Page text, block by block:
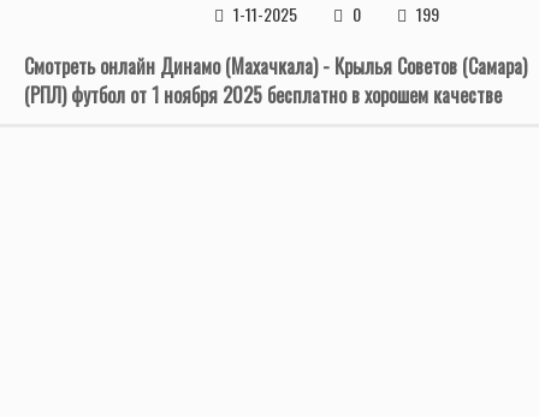
1-11-2025
0 199
Смотреть онлайн Динамо (Махачкала) - Крылья Советов (Самара)
(РПЛ) футбол от 1 ноября 2025 бесплатно в хорошем качестве